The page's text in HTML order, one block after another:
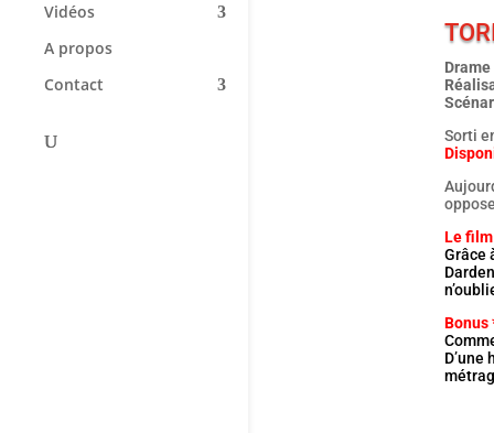
Vidéos
A propos
Contact
Sorti
Le
Grâce
Bonus